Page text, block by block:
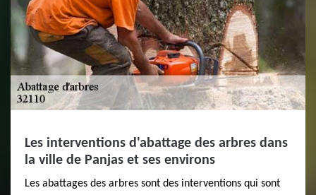
Les interventions d'abattage des arbres dans
la ville de Panjas et ses environs
Les abattages des arbres sont des interventions qui sont